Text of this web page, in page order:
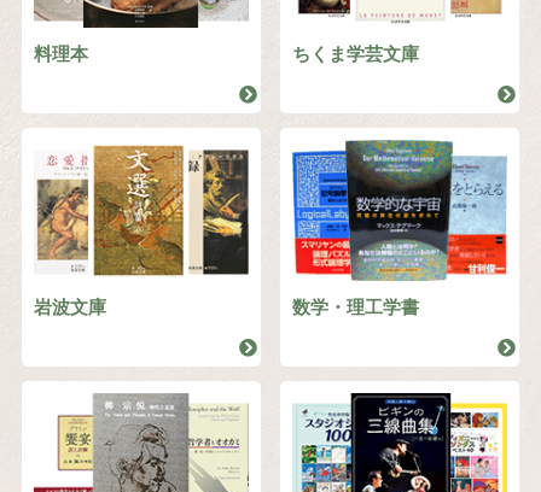
料理本 ちくま学芸文庫
岩波文庫 数学・理工学書